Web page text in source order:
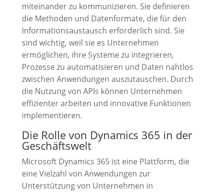
miteinander zu kommunizieren. Sie definieren
die Methoden und Datenformate, die für den
Informationsaustausch erforderlich sind. Sie
sind wichtig, weil sie es Unternehmen
ermöglichen, ihre Systeme zu integrieren,
Prozesse zu automatisieren und Daten nahtlos
zwischen Anwendungen auszutauschen. Durch
die Nutzung von APIs können Unternehmen
effizienter arbeiten und innovative Funktionen
implementieren.
Die Rolle von Dynamics 365 in der
Geschäftswelt
Microsoft Dynamics 365 ist eine Plattform, die
eine Vielzahl von Anwendungen zur
Unterstützung von Unternehmen in